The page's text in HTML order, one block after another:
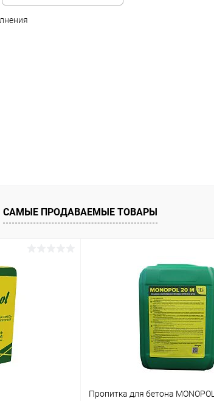
САМЫЕ ПРОДАВАЕМЫЕ ТОВАРЫ
Пропитка для бетона